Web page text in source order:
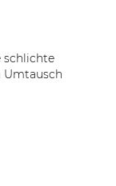
schlichte
Umtausch